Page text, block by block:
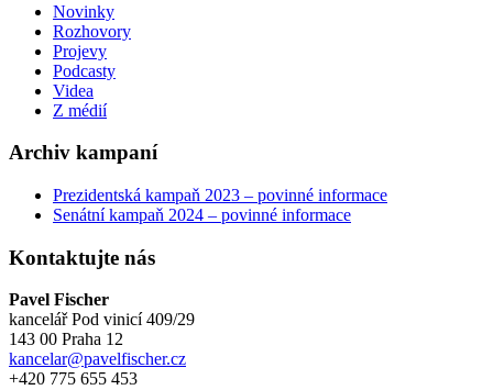
Novinky
Rozhovory
Projevy
Podcasty
Videa
Z médií
Archiv kampaní
Prezidentská kampaň 2023 – povinné informace
Senátní kampaň 2024 – povinné informace
Kontaktujte nás
Pavel Fischer
kancelář Pod vinicí 409/29
143 00 Praha 12
kancelar@pavelfischer.cz
+420 775 655 453